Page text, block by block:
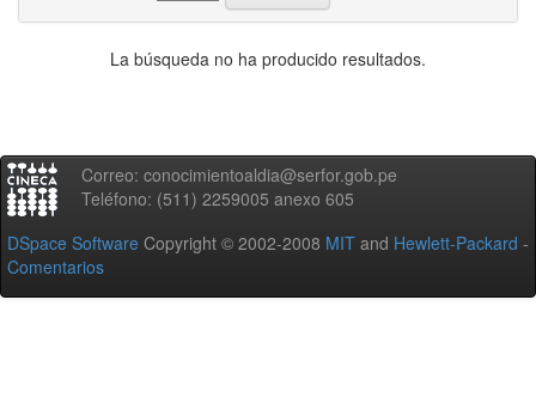
La búsqueda no ha producido resultados.
Correo: conocimientoaldia@serfor.gob.pe
Teléfono: (511) 2259005 anexo 605
DSpace Software Copyright © 2002-2008 MIT and Hewlett-Packard -
Comentarios